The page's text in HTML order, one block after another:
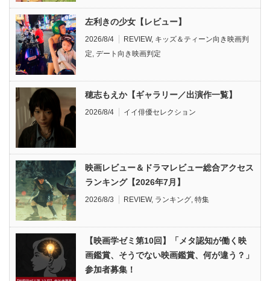
左利きの少女【レビュー】
2026/8/4 REVIEW, キッズ＆ティーン向き映画判
定 デート向き映画判定
穂志もえか【ギャラリー／出演作一覧】
2026/8/4 イイ俳優セレクション
映画レビュー＆ドラマレビュー総合アクセス
ランキング【2026年7月】
2026/8/3 REVIEW, ランキング 特集
【映画学ゼミ第10回】「メタ認知が働く映
画鑑賞、そうでない映画鑑賞、何が違う？」
参加者募集！